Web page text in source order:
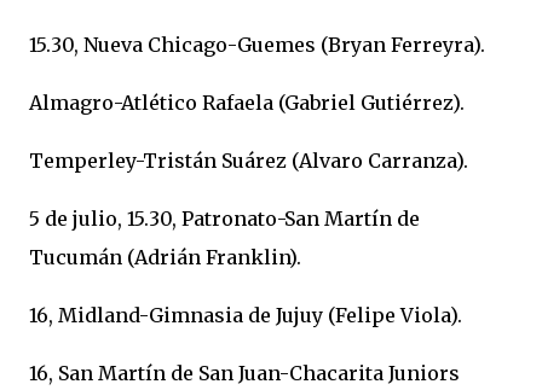
15.30, Nueva Chicago-Guemes (Bryan Ferreyra).
Almagro-Atlético Rafaela (Gabriel Gutiérrez).
Temperley-Tristán Suárez (Alvaro Carranza).
5 de julio, 15.30, Patronato-San Martín de
Tucumán (Adrián Franklin).
16, Midland-Gimnasia de Jujuy (Felipe Viola).
16, San Martín de San Juan-Chacarita Juniors